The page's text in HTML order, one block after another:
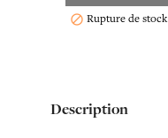
 Rupture de stock
Description